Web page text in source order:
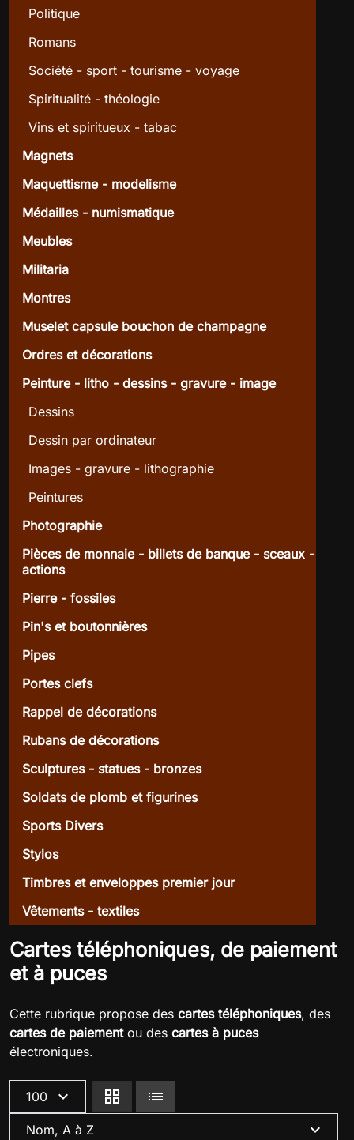
Politique
Romans
Société - sport - tourisme - voyage
Spiritualité - théologie
Vins et spiritueux - tabac
Magnets
Maquettisme - modelisme
Médailles - numismatique
Meubles
Militaria
Montres
Muselet capsule bouchon de champagne
Ordres et décorations
Peinture - litho - dessins - gravure - image
Dessins
Dessin par ordinateur
Images - gravure - lithographie
Peintures
Photographie
Pièces de monnaie - billets de banque - sceaux -
actions
Pierre - fossiles
Pin's et boutonnières
Pipes
Portes clefs
Rappel de décorations
Rubans de décorations
Sculptures - statues - bronzes
Soldats de plomb et figurines
Sports Divers
Stylos
Timbres et enveloppes premier jour
Vêtements - textiles
Cartes téléphoniques, de paiement
et à puces
Cette rubrique propose des cartes téléphoniques, des
cartes de paiementou des cartes à puces
électroniques.
Nom, A à Z expand_more
100 expand_more grid_view lists